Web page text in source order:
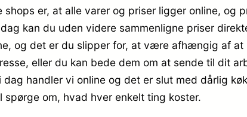
er, at alle varer og priser ligger online, og
kan du uden videre sammenligne priser
og det er du slipper for, at være afhængig af
eller du kan bede dem om at sende til dit
handler vi online og det er slut med dårlig
om, hvad hver enkelt ting koster.